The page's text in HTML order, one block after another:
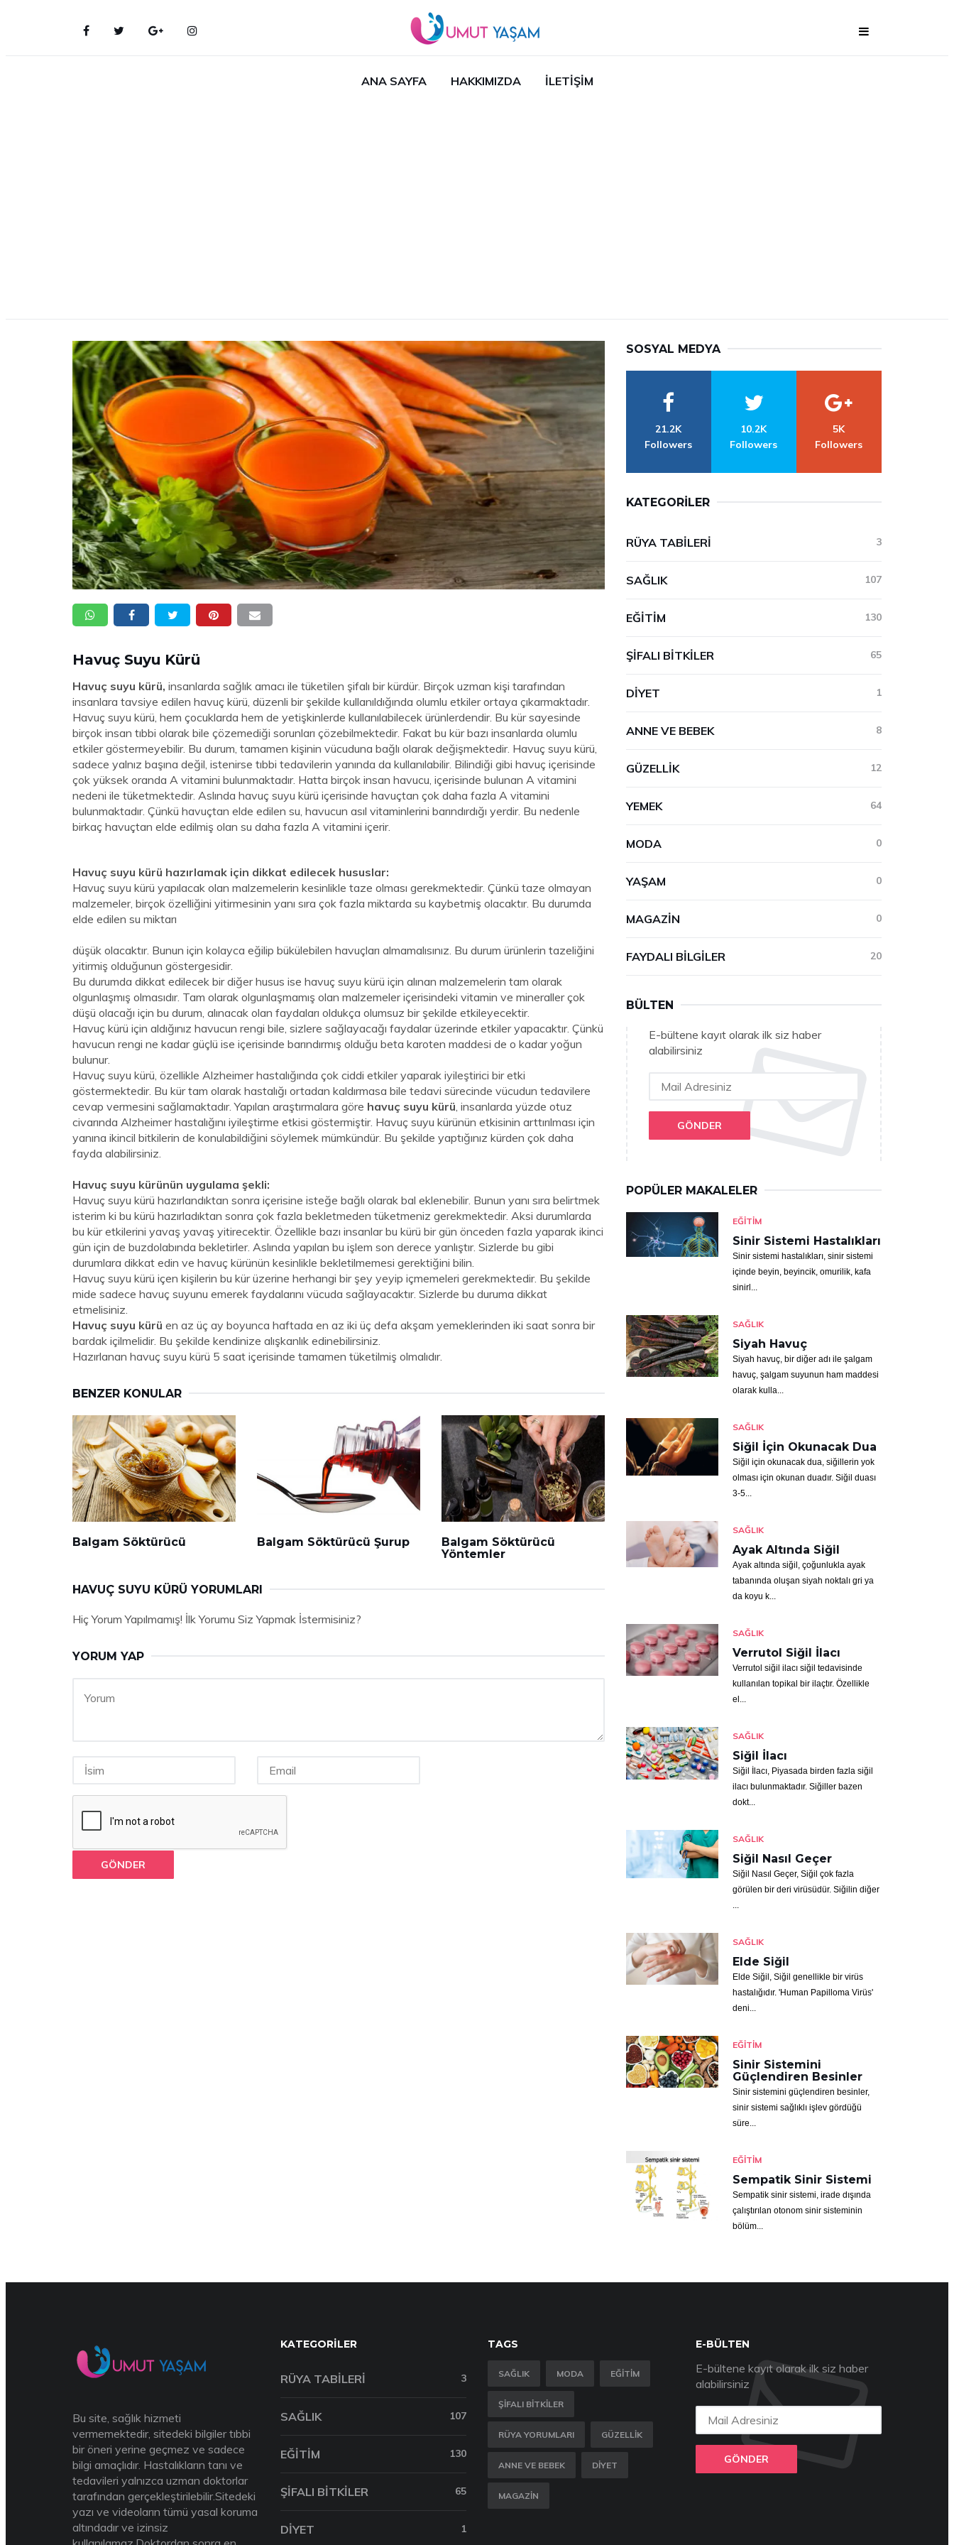
ANA SAYFA HAKKIMIZDA İLETIŞIM
Havuç Suyu Kürü
Havuç suyu kürü, insanlarda sağlık amacı ile tüketilen şifalı bir kürdür. Birçok uzman kişi tarafından
insanlara tavsiye edilen havuç kürü, düzenli bir şekilde kullanıldığında olumlu etkiler ortaya çıkarmaktadır.
Havuç suyu kürü, hem çocuklarda hem de yetişkinlerde kullanılabilecek ürünlerdendir. Bu kür sayesinde
birçok insan tıbbi olarak bile çözemediği sorunları çözebilmektedir. Fakat bu kür bazı insanlarda olumlu
etkiler göstermeyebilir. Bu durum, tamamen kişinin vücuduna bağlı olarak değişmektedir. Havuç suyu kürü,
sadece yalnız başına değil, istenirse tıbbi tedavilerin yanında da kullanılabilir. Bilindiği gibi havuç içerisinde
çok yüksek oranda A vitamini bulunmaktadır. Hatta birçok insan havucu, içerisinde bulunan A vitamini
nedeni ile tüketmektedir. Aslında havuç suyu kürü içerisinde havuçtan çok daha fazla A vitamini
bulunmaktadır. Çünkü havuçtan elde edilen su, havucun asıl vitaminlerini barındırdığı yerdir. Bu nedenle
birkaç havuçtan elde edilmiş olan su daha fazla A vitamini içerir.
Havuç suyu kürü hazırlamak için dikkat edilecek hususlar:
Havuç suyu kürü yapılacak olan malzemelerin kesinlikle taze olması gerekmektedir. Çünkü taze olmayan
malzemeler, birçok özelliğini yitirmesinin yanı sıra çok fazla miktarda su kaybetmiş olacaktır. Bu durumda
elde edilen su miktarı
düşük olacaktır. Bunun için kolayca eğilip bükülebilen havuçları almamalısınız. Bu durum ürünlerin tazeliğini
yitirmiş olduğunun göstergesidir.
Bu durumda dikkat edilecek bir diğer husus ise havuç suyu kürü için alınan malzemelerin tam olarak
olgunlaşmış olmasıdır. Tam olarak olgunlaşmamış olan malzemeler içerisindeki vitamin ve mineraller çok
düşü olacağı için bu durum, alınacak olan faydaları oldukça olumsuz bir şekilde etkileyecektir.
Havuç kürü için aldığınız havucun rengi bile, sizlere sağlayacağı faydalar üzerinde etkiler yapacaktır. Çünkü
havucun rengi ne kadar güçlü ise içerisinde barındırmış olduğu beta karoten maddesi de o kadar yoğun
bulunur.
Havuç suyu kürü, özellikle Alzheimer hastalığında çok ciddi etkiler yaparak iyileştirici bir etki
göstermektedir. Bu kür tam olarak hastalığı ortadan kaldırmasa bile tedavi sürecinde vücudun tedavilere
cevap vermesini sağlamaktadır. Yapılan araştırmalara göre havuç suyu kürü, insanlarda yüzde otuz
civarında Alzheimer hastalığını iyileştirme etkisi göstermiştir. Havuç suyu kürünün etkisinin arttırılması için
yanına ikincil bitkilerin de konulabildiğini söylemek mümkündür. Bu şekilde yaptığınız kürden çok daha
fayda alabilirsiniz.
Havuç suyu kürünün uygulama şekli:
Havuç suyu kürü hazırlandıktan sonra içerisine isteğe bağlı olarak bal eklenebilir. Bunun yanı sıra belirtmek
isterim ki bu kürü hazırladıktan sonra çok fazla bekletmeden tüketmeniz gerekmektedir. Aksi durumlarda
bu kür etkilerini yavaş yavaş yitirecektir. Özellikle bazı insanlar bu kürü bir gün önceden fazla yaparak ikinci
gün için de buzdolabında bekletirler. Aslında yapılan bu işlem son derece yanlıştır. Sizlerde bu gibi
durumlara dikkat edin ve havuç kürünün kesinlikle bekletilmemesi gerektiğini bilin.
Havuç suyu kürü içen kişilerin bu kür üzerine herhangi bir şey yeyip içmemeleri gerekmektedir. Bu şekilde
mide sadece havuç suyunu emerek faydalarını vücuda sağlayacaktır. Sizlerde bu duruma dikkat
etmelisiniz.
Havuç suyu kürü en az üç ay boyunca haftada en az iki üç defa akşam yemeklerinden iki saat sonra bir
bardak içilmelidir. Bu şekilde kendinize alışkanlık edinebilirsiniz.
Hazırlanan havuç suyu kürü 5 saat içerisinde tamamen tüketilmiş olmalıdır.
BENZER KONULAR
Balgam Söktürücü Balgam Söktürücü Şurup
Balgam Söktürücü
Yöntemler
HAVUÇ SUYU KÜRÜ YORUMLARI
Hiç Yorum Yapılmamış! İlk Yorumu Siz Yapmak İstermisiniz?
YORUM YAP
GÖNDER
SOSYAL MEDYA
21.2K
Followers
10.2K
Followers
5K
Followers
KATEGORILER
RÜYA TABILERI 3
SAĞLIK 107
EĞITIM 130
ŞIFALI BITKILER 65
DIYET 1
ANNE VE BEBEK 8
GÜZELLIK 12
YEMEK 64
MODA 0
YAŞAM 0
MAGAZIN 0
FAYDALI BILGILER 20
BÜLTEN
E-bültene kayıt olarak ilk siz haber
alabilirsiniz
GÖNDER
POPÜLER MAKALELER
EĞITIM
Sinir Sistemi Hastalıkları
Sinir sistemi hastalıkları, sinir sistemi
içinde beyin, beyincik, omurilik, kafa
sinirl...
SAĞLIK
Siyah Havuç
Siyah havuç, bir diğer adı ile şalgam
havuç, şalgam suyunun ham maddesi
olarak kulla...
SAĞLIK
Siğil İçin Okunacak Dua
Siğil için okunacak dua, siğillerin yok
olması için okunan duadır. Siğil duası
3-5...
SAĞLIK
Ayak Altında Siğil
Ayak altında siğil, çoğunlukla ayak
tabanında oluşan siyah noktalı gri ya
da koyu k...
SAĞLIK
Verrutol Siğil İlacı
Verrutol siğil ilacı siğil tedavisinde
kullanılan topikal bir ilaçtır. Özellikle
el...
SAĞLIK
Siğil İlacı
Siğil İlacı, Piyasada birden fazla siğil
ilacı bulunmaktadır. Siğiller bazen
dokt...
SAĞLIK
Siğil Nasıl Geçer
Siğil Nasıl Geçer, Siğil çok fazla
görülen bir deri virüsüdür. Siğilin diğer
...
SAĞLIK
Elde Siğil
Elde Siğil, Siğil genellikle bir virüs
hastalığıdır. 'Human Papilloma Virüs'
deni...
EĞITIM
Sinir Sistemini
Güçlendiren Besinler
Sinir sistemini güçlendiren besinler,
sinir sistemi sağlıklı işlev gördüğü
süre...
EĞITIM
Sempatik Sinir Sistemi
Sempatik sinir sistemi, irade dışında
çalıştırılan otonom sinir sisteminin
bölüm...
Bu site, sağlık hizmeti
vermemektedir, sitedeki bilgiler tıbbi
bir öneri yerine geçmez ve sadece
bilgi amaçlıdır. Hastalıkların tanı ve
tedavileri yalnızca uzman doktorlar
tarafından gerçekleştirilebilir.Sitedeki
yazı ve videoların tümü yasal koruma
altındadır ve izinsiz
KATEGORILER
RÜYA TABILERI 3
SAĞLIK 107
EĞITIM 130
ŞIFALI BITKILER 65
DIYET 1
TAGS
SAĞLIK MODA EĞITIM
ŞIFALI BITKILER
RÜYA YORUMLARI GÜZELLIK
ANNE VE BEBEK DIYET
MAGAZIN
E-BÜLTEN
E-bültene kayıt olarak ilk siz haber
alabilirsiniz
GÖNDER